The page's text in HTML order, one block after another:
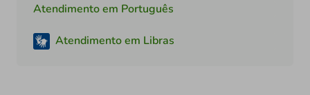
Atendimento em Português
Atendimento em Libras